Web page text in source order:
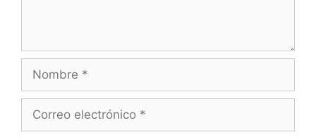
electrónico